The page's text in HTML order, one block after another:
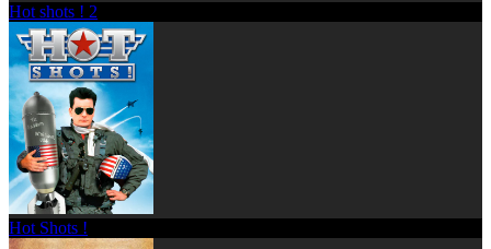
Hot shots ! 2
Hot Shots !